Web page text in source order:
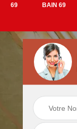
69
BAIN 69